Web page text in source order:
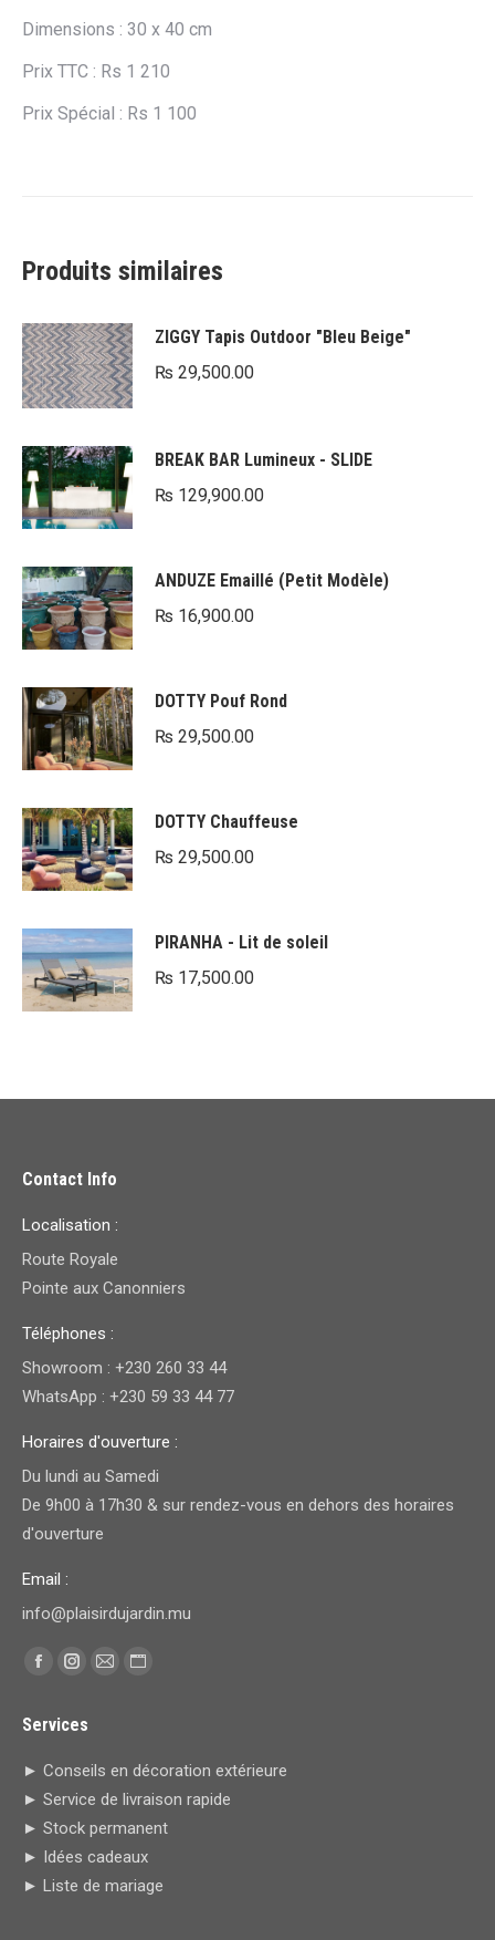
Dimensions : 30 x 40 cm
Prix TTC : Rs 1 210
Prix Spécial : Rs 1 100
Produits similaires
ZIGGY Tapis Outdoor "Bleu Beige"
₨ 29,500.00
BREAK BAR Lumineux - SLIDE
₨ 129,900.00
ANDUZE Emaillé (Petit Modèle)
₨ 16,900.00
DOTTY Pouf Rond
₨ 29,500.00
DOTTY Chauffeuse
₨ 29,500.00
PIRANHA - Lit de soleil
₨ 17,500.00
Contact Info
Localisation :
Route Royale
Pointe aux Canonniers
Téléphones :
Showroom : +230 260 33 44
WhatsApp : +230 59 33 44 77
Horaires d'ouverture :
Du lundi au Samedi
De 9h00 à 17h30 & sur rendez-vous en dehors des horaires
d'ouverture
Email :
info@plaisirdujardin.mu
Trouvez nous sur :
Facebook
opens
in
new
window
Instagram
opens
new
window
E-
opens
in
window
Site
opens
new
Services
► Conseils en décoration extérieure
► Service de livraison rapide
► Stock permanent
► Idées cadeaux
► Liste de mariage